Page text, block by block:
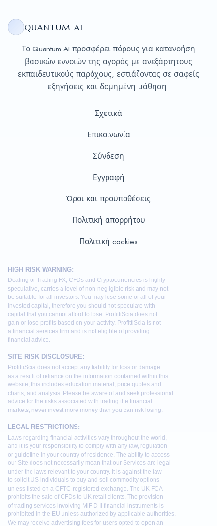
QUANTUM AI
Το Quantum AI προσφέρει πόρους για κατανοήση
βασικών εννοιών της αγοράς με ανεξάρτητους
εκπαιδευτικούς παρόχους, εστιάζοντας σε σαφείς
εξηγήσεις και δομημένη μάθηση.
Σχετικά
Επικοινωνία
Σύνδεση
Εγγραφή
Όροι και προϋποθέσεις
Πολιτική απορρήτου
Πολιτική cookies